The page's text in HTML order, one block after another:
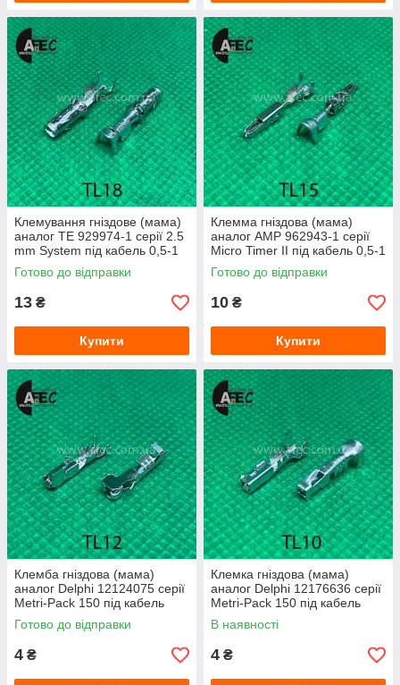
Клемування гніздове (мама)
аналог TE 929974-1 серії 2.5
mm System під кабель 0,5-1
мм
Готово до відправки
13 ₴
Купити
Клемма гніздова (мама)
аналог AMP 962943-1 серії
Micro Timer II під кабель 0,5-1
мм
Готово до відправки
10 ₴
Купити
Клемба гніздова (мама)
аналог Delphi 12124075 серії
Metri-Pack 150 під кабель
0,5-1мм
Готово до відправки
4 ₴
Клемка гніздова (мама)
аналог Delphi 12176636 серії
Metri-Pack 150 під кабель
0,5-1 мм
В наявності
4 ₴